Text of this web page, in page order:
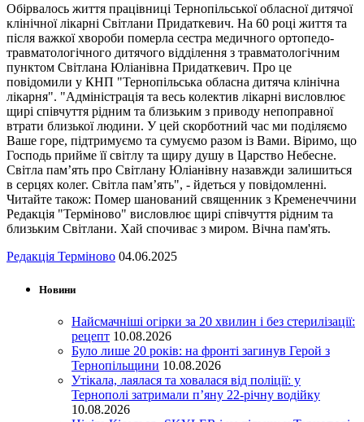
Обірвалось життя працівниці Тернопільської обласної дитячої
клінічної лікарні Світлани Придаткевич. На 60 році життя та
після важкої хвороби померла сестра медичного ортопедо-
травматологічного дитячого відділення з травматологічним
пунктом Світлана Юліанівна Придаткевич. Про це
повідомили у КНП "Тернопільська обласна дитяча клінічна
лікарня". "Адміністрація та весь колектив лікарні висловлює
щирі співчуття рідним та близьким з приводу непоправної
втрати близької людини. У цей скорботний час ми поділяємо
Ваше горе, підтримуємо та сумуємо разом із Вами. Віримо, що
Господь прийме її світлу та щиру душу в Царство Небесне.
Світла пам’ять про Світлану Юліанівну назавжди залишиться
в серцях колег. Світла пам’ять", - йдеться у повідомленні.
Читайте також: Помер шанований священник з Кременеччини
Редакція "Терміново" висловлює щирі співчуття рідним та
близьким Світлани. Хай спочиває з миром. Вічна пам'ять.
Редакція Терміново 04.06.2025
Новини
Найсмачніші огірки за 20 хвилин і без стерилізації:
рецепт 10.08.2026
Було лише 20 років: на фронті загинув Герой з
Тернопільщини 10.08.2026
Утікала, лаялася та ховалася від поліції: у
Тернополі затримали п’яну 22-річну водійку
10.08.2026